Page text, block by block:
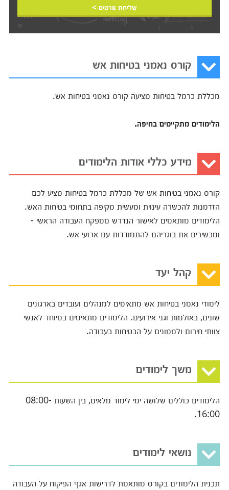
שליחת פרטים >
קורס נאמני בטיחות אש
מכללת כרמל בטיחות מציעה קורס נאמני בטיחות אש.
הלימודים מתקיימים בחיפה.
מידע כללי אודות הלימודים
קורס נאמני בטיחות אש של מכללת כרמל בטיחות מציע לכם
הזדמנות להכשרה עינוית ומעשית מקיפה בתחומי בטיחות האש.
הלימודים מותאמים לאישור הנדרש ממפקח העבודה הראשי -
ומכשירים את בוגריהם להתמודדות עם ארועי אש.
קהל יעד
לימודי נאמני בטיחות אש מתאימים למנהלים ועובדים בארגונים
שונים, באולמות וגני אירועים. הלימודים מתאימים במיוחד לאנשי
צוותי חירום ולממונים על הבטיחות בעבודה.
משך לימודים
הלימודים כוללים שלושה ימי לימוד מלאים, בין השעות 08:00-
16:00.
נושאי לימודים
תכנית הלימודים בקורס מותאמת לדרישות אגף הפיקוח על העבודה